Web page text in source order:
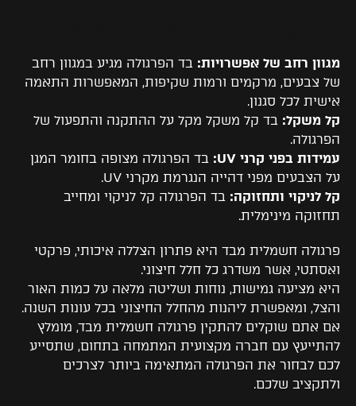
מגוון רחב של אפשרויות: בד הפרגולה מגיע במגוון רחב
של צבעים, מרקמים ורמות שקיפות, המאפשרות התאמה
אישית לכל סגנון.
קל משקל: בד קל משקל מקל על ההתקנה והתפעול של
הפרגולה.
עמידות בפני קרני UV:
בד הפרגולה מצופה בחומר המגן
על הצבעים מפני דהייה הנגרמת מקרני UV.
קל לניקוי ותחזוקה: בד הפרגולה קל לניקוי ומחייב
תחזוקה מינימלית.
פרגולה חשמלית מבד היא פתרון הצללה איכותי, פרקטי
ואסתטי, אשר משדרג כל חלל חיצוני.
היא מציעה גמישות, נוחות ושליטה מלאה על כמות האור
והצל, ומאפשרת ליהנות מהחלל החיצוני בכל עונות השנה.
אם אתם שוקלים להתקין פרגולה חשמלית מבד, מומלץ
להתייעץ עם חברה מקצועית המתמחה בתחום, שתסייע
לכם לבחור את הפרגולה המתאימה ביותר לצרכים
ולתקציב שלכם.